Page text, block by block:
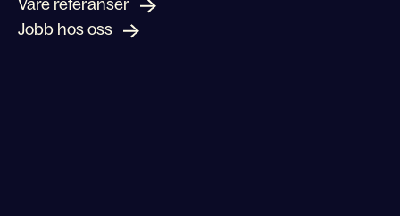
Våre referanser
Jobb hos oss